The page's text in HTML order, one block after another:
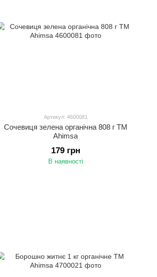
Артикул: 4600081
Сочевиця зелена органічна 808 г ТМ
Аhimsa
179 грн
В наявності